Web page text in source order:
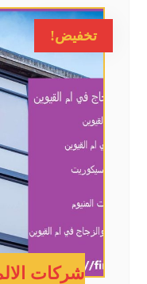
تخفيض!
شركات